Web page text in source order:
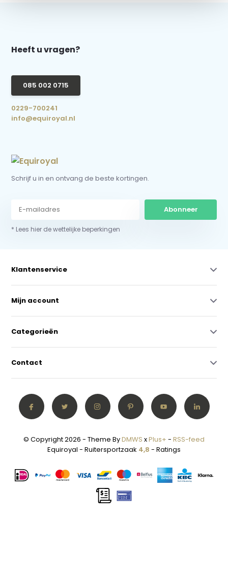
Heeft u vragen?
085 002 0715
0229-700241
info@equiroyal.nl
Schrijf u in en ontvang de beste kortingen.
Abonneer
* Lees hier de wettelijke beperkingen
Klantenservice
Mijn account
Categorieën
Contact
© Copyright 2026 - Theme ByDMWS xPlus+ - RSS-feed
Equiroyal - Ruitersportzaak 4,8 - Ratings